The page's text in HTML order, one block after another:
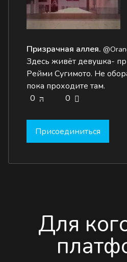
Призрачная аллея.
Здесь живёт девушка-
Рейми Сугимото. Не
пока проходите там.
0
0
Присоединиться
Для